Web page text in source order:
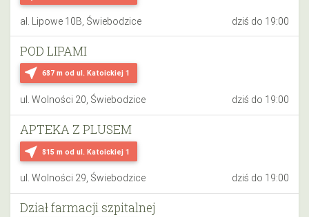
al. Lipowe 10B, Świebodzice dziś do 19:00
near_me 687 m od ul. Katoickiej 1
POD LIPAMI
ul. Wolności 20, Świebodzice dziś do 19:00
near_me 815 m od ul. Katoickiej 1
APTEKA Z PLUSEM
ul. Wolności 29, Świebodzice dziś do 19:00
Dział farmacji szpitalnej